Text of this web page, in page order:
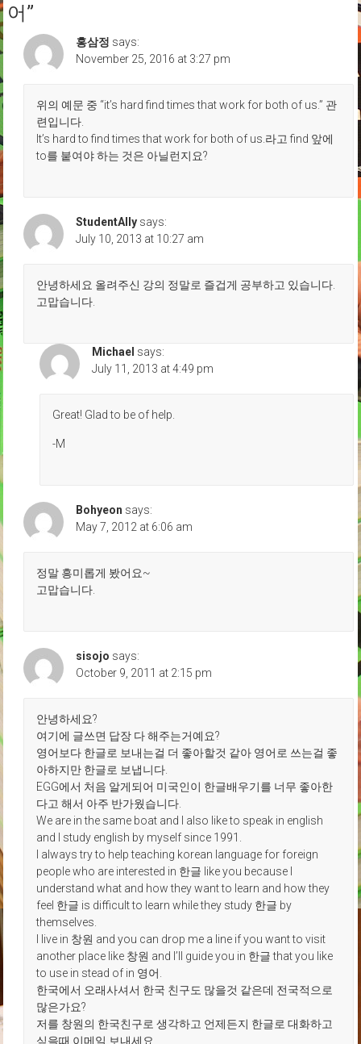
어”
홍삼정 says:
November 25, 2016 at 3:27 pm
위의 예문 중 “it’s hard find times that work for both of us.” 관
련입니다.
It’s hard to find times that work for both of us.라고 find 앞에
to를 붙여야 하는 것은 아닐런지요?
StudentAlly says:
July 10, 2013 at 10:27 am
안녕하세요 올려주신 강의 정말로 즐겁게 공부하고 있습니다.
고맙습니다.
Michael says:
July 11, 2013 at 4:49 pm
Great! Glad to be of help.
-M
Bohyeon says:
May 7, 2012 at 6:06 am
정말 흥미롭게 봤어요~
고맙습니다.
sisojo says:
October 9, 2011 at 2:15 pm
안녕하세요?
여기에 글쓰면 답장 다 해주는거예요?
영어보다 한글로 보내는걸 더 좋아할것 같아 영어로 쓰는걸 좋
아하지만 한글로 보냅니다.
EGG에서 처음 알게되어 미국인이 한글배우기를 너무 좋아한
다고 해서 아주 반가웠습니다.
We are in the same boat and I also like to speak in english
and I study english by myself since 1991.
I always try to help teaching korean language for foreign
people who are interested in 한글 like you because I
understand what and how they want to learn and how they
feel 한글 is difficult to learn while they study 한글 by
themselves.
I live in 창원 and you can drop me a line if you want to visit
another place like 창원 and I’ll guide you in 한글 that you like
to use in stead of in 영어.
한국에서 오래사셔서 한국 친구도 많을것 같은데 전국적으로
많은가요?
저를 창원의 한국친구로 생각하고 언제든지 한글로 대화하고
싶을때 이메일 보내세요.